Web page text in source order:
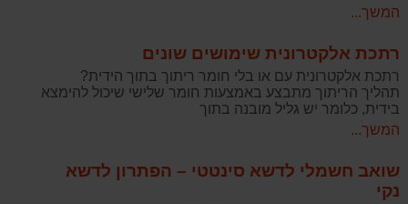
המשך...
רתכת אלקטרונית שימושים שונים
רתכת אלקטרונית עם או בלי חומר ריתוך בתוך הידית?
תהליך הריתוך מתבצע באמצעות חומר שלישי שיכול להימצא
בידית, כלומר יש גליל מובנה בתוך
המשך...
שואב חשמלי לדשא סינטטי – הפתרון לדשא
נקי